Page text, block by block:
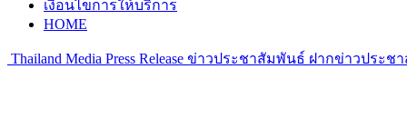
เงื่อนไขการให้บริการ
HOME
Thailand Media Press Release ข่าวประชาสัมพันธ์ ฝากข่าวประ